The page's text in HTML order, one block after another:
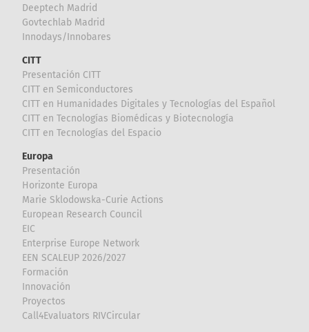
Deeptech Madrid
Govtechlab Madrid
Innodays/Innobares
CITT
Presentación CITT
CITT en Semiconductores
CITT en Humanidades Digitales y Tecnologías del Español
CITT en Tecnologías Biomédicas y Biotecnología
CITT en Tecnologías del Espacio
Europa
Presentación
Horizonte Europa
Marie Sklodowska-Curie Actions
European Research Council
EIC
Enterprise Europe Network
EEN SCALEUP 2026/2027
Formación
Innovación
Proyectos
Call4Evaluators RIVCircular